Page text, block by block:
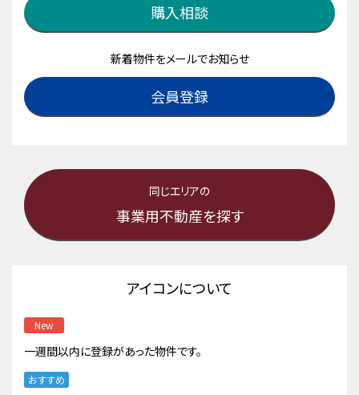
購入相談
新着物件をメールでお知らせ
会員登録
同じエリアの
事業用不動産を探す
アイコンについて
New
一週間以内に登録があった物件です。
おすすめ